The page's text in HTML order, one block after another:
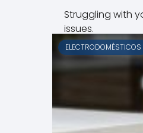
Struggling with
issues.
ELECTRODOMÉSTICOS